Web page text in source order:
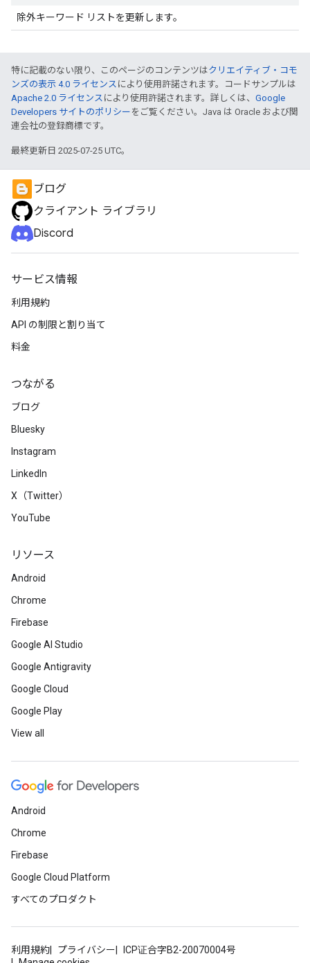
除外キーワード リストを更新します。
特に記載のない限り、このページのコンテンツはクリエイティブ・コモ
ンズの表示 4.0 ライセンス により使用許諾されます。コードサンプルは
Apache 2.0 ライセンス により使用許諾されます。詳しくは、 Google
Developers サイトのポリシー をご覧ください。Java は Oracle および関
連会社の登録商標です。
最終更新日 2025-07-25 UTC。
ブログ
クライアント ライブラリ
Discord
サービス情報
利用規約
API の制限と割り当て
料金
つながる
ブログ
Bluesky
Instagram
LinkedIn
X（Twitter）
YouTube
リソース
Android
Chrome
Firebase
Google AI Studio
Google Antigravity
Google Cloud
Google Play
View all
Android
Chrome
Firebase
Google Cloud Platform
すべてのプロダクト
利用規約 プライバシー
ICP证合字B2-20070004号